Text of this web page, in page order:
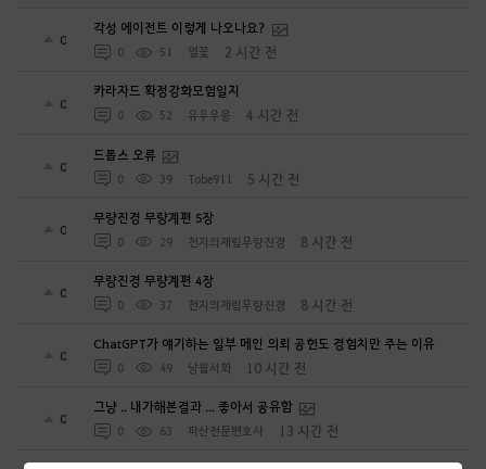
0
각성 에이전트 이렇게 나오나요?
0 51 열꽃 2 시간 전
0
카라자드 확정강화모험일지
0 52 유우우웅 4 시간 전
0
드롭스 오류
0 39 Tobe911 5 시간 전
0
무량진경 무량계편 5장
0 29 천지의재림무량진경 8 시간 전
0
무량진경 무량계편 4장
0 37 천지의재림무량진경 8 시간 전
0
ChatGPT가 얘기하는 일부 메인 의뢰 공헌도 경험치만 주는 이유
0 49 낭월서화 10 시간 전
0
그냥 .. 내가해본결과 ... 좋아서 공유함
0 63 파산전문변호사 13 시간 전